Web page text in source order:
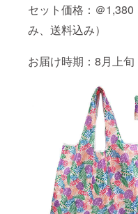
セット価格：＠1,380
み、送料込み）
お届け時期：8月上旬